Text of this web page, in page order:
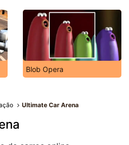
Blob Opera
Ultimate Car Arena